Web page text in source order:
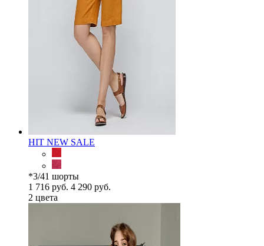
HIT NEW SALE
*3/41 шорты
1 716 руб. 4 290 руб.
2 цветa